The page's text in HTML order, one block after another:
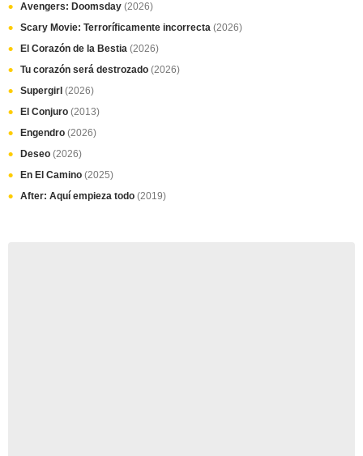
Avengers: Doomsday (2026)
Scary Movie: Terroríficamente incorrecta (2026)
El Corazón de la Bestia (2026)
Tu corazón será destrozado (2026)
Supergirl (2026)
El Conjuro (2013)
Engendro (2026)
Deseo (2026)
En El Camino (2025)
After: Aquí empieza todo (2019)